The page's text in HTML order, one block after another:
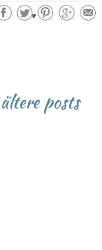
♥
ältere posts